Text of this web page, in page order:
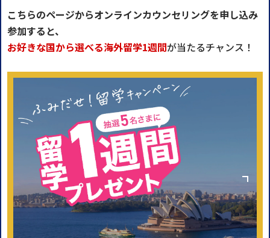
こちらのページからオンラインカウンセリングを申し込み
参加すると、
お好きな国から選べる海外留学1週間が当たるチャンス！